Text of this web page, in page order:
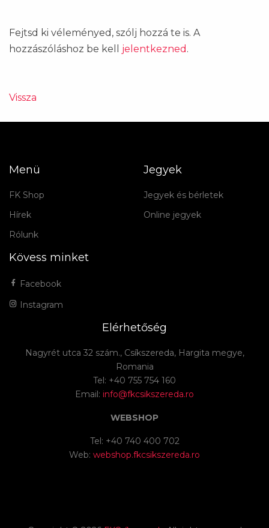
Fejtsd ki véleményed, szólj hozzá te is. A
hozzászóláshoz be kell jelentkezned .
Vissza
Menü
FK Shop
Hírek
Rólunk
Jegyek
Jegyek és bérletek
Online jegyek
Kövess minket
Facebook
Instagram
Elérhetőség
Nagyrét utca 32 szám., Csíkszereda, Hargita megye,
Romania
Tel: +40 755 754 160
Email: info@fkcsikszereda.ro
WEBSHOP
Tel: +40 740 400 702
Web: webshop.fkcsikszereda.ro